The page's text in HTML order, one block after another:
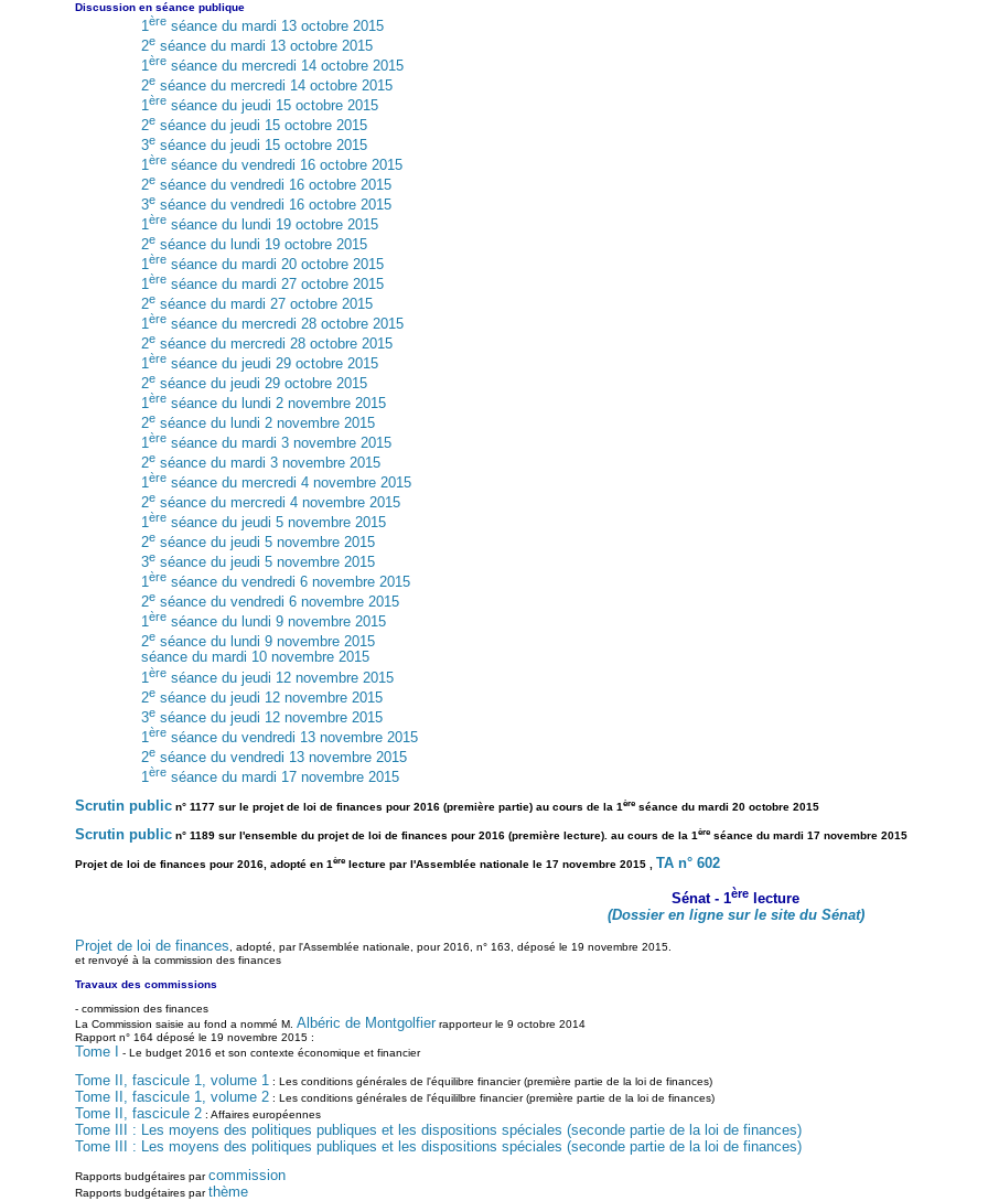
Discussion en séance publique
1ère séance du mardi 13 octobre 2015
2e séance du mardi 13 octobre 2015
1ère séance du mercredi 14 octobre 2015
2e séance du mercredi 14 octobre 2015
1ère séance du jeudi 15 octobre 2015
2e séance du jeudi 15 octobre 2015
3e séance du jeudi 15 octobre 2015
1ère séance du vendredi 16 octobre 2015
2e séance du vendredi 16 octobre 2015
3e séance du vendredi 16 octobre 2015
1ère séance du lundi 19 octobre 2015
2e séance du lundi 19 octobre 2015
1ère séance du mardi 20 octobre 2015
1ère séance du mardi 27 octobre 2015
2e séance du mardi 27 octobre 2015
1ère séance du mercredi 28 octobre 2015
2e séance du mercredi 28 octobre 2015
1ère séance du jeudi 29 octobre 2015
2e séance du jeudi 29 octobre 2015
1ère séance du lundi 2 novembre 2015
2e séance du lundi 2 novembre 2015
1ère séance du mardi 3 novembre 2015
2e séance du mardi 3 novembre 2015
1ère séance du mercredi 4 novembre 2015
2e séance du mercredi 4 novembre 2015
1ère séance du jeudi 5 novembre 2015
2e séance du jeudi 5 novembre 2015
3e séance du jeudi 5 novembre 2015
1ère séance du vendredi 6 novembre 2015
2e séance du vendredi 6 novembre 2015
1ère séance du lundi 9 novembre 2015
2e séance du lundi 9 novembre 2015
séance du mardi 10 novembre 2015
1ère séance du jeudi 12 novembre 2015
2e séance du jeudi 12 novembre 2015
3e séance du jeudi 12 novembre 2015
1ère séance du vendredi 13 novembre 2015
2e séance du vendredi 13 novembre 2015
1ère séance du mardi 17 novembre 2015
Scrutin publicn° 1177 sur le projet de loi de finances pour 2016 (première partie) au cours de la 1 èreséance du mardi 20 octobre 2015
Scrutin publicn° 1189 sur l'ensemble du projet de loi de finances pour 2016 (première lecture). au cours de la 1 èreséance du mardi 17 novembre 2015
Projet de loi de finances pour 2016, adopté en 1èrelecture par l'Assemblée nationale le 17 novembre 2015 , TA n° 602
Sénat - 1ère
lecture
(Dossier en ligne sur le site du Sénat)
Projet de loi de finances, adopté, par l'Assemblée nationale, pour 2016, n° 163, déposé le 19 novembre 2015.
et renvoyé à la commission des finances
Travaux des commissions
- commission des finances
La Commission saisie au fond a nommé M. Albéric de Montgolfierrapporteur le 9 octobre 2014
Rapport n° 164 déposé le 19 novembre 2015 :
Tome I - Le budget 2016 et son contexte économique et financier
Tome II, fascicule 1, volume 1: Les conditions générales de l'équilibre financier (première partie de la loi de finances)
Tome II, fascicule 1, volume 2: Les conditions générales de l'équililbre financier (première partie de la loi de finances)
Tome II, fascicule 2: Affaires européennes
Tome III : Les moyens des politiques publiques et les dispositions spéciales (seconde partie de la loi de finances)
Tome III : Les moyens des politiques publiques et les dispositions spéciales (seconde partie de la loi de finances)
Rapports budgétaires parcommission
Rapports budgétaires parthème